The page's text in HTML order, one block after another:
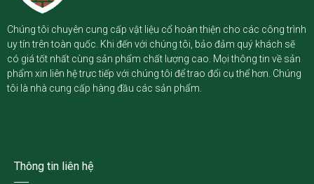
Chúng tôi chuyên cung cấp vật liệu cổ hoàn thiện cho các công trình
uy tín trên toàn quốc. Khi đến với chúng tôi, bảo đảm quý khách sẽ
có giá tốt nhất cùng sản phẩm chất lượng cao. Mọi thông tin về sản
phẩm xin liên hệ trực tiếp với chúng tôi để trao đổi cụ thể hơn. Chúng
tôi là nhà cung cấp hàng đầu các sản phẩm.
Thông tin liên hệ